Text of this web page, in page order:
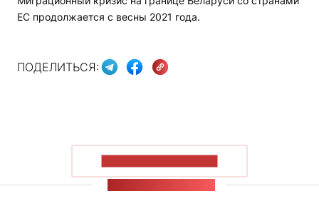
ЕС продолжается с весны 2021 года.
ПОДЕЛИТЬСЯ: